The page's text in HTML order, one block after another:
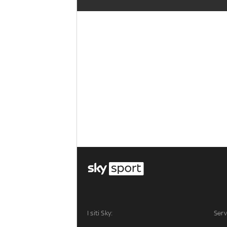
I siti Sky: